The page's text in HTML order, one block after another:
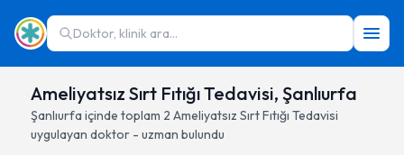
Doktor, klinik ara...
Ameliyatsız Sırt Fıtığı Tedavisi, Şanlıurfa
Şanlıurfa içinde toplam 2 Ameliyatsız Sırt Fıtığı Tedavisi
uygulayan doktor - uzman bulundu